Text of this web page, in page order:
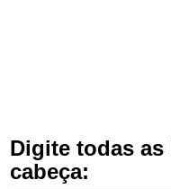
Digite todas
cabeça: